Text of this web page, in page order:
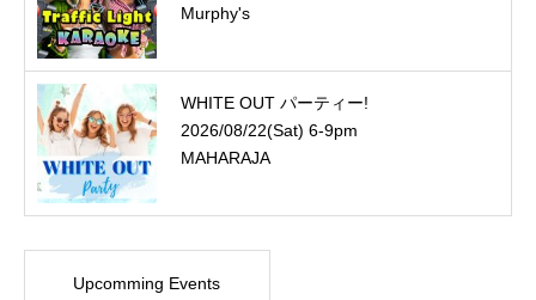
Murphy's
WHITE OUT パーティー!
2026/08/22(Sat) 6-9pm
MAHARAJA
Upcomming Events